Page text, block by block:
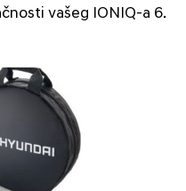
vašeg IONIQ-a 6.